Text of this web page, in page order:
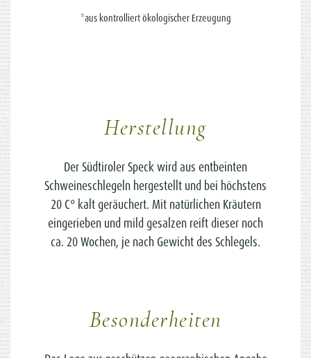
*aus kontrolliert ökologischer Erzeugung
Herstellung
Der Südtiroler Speck wird aus entbeinten
Schweineschlegeln hergestellt und bei höchstens
20 C° kalt geräuchert. Mit natürlichen Kräutern
eingerieben und mild gesalzen reift dieser noch
ca. 20 Wochen, je nach Gewicht des Schlegels.
Besonderheiten